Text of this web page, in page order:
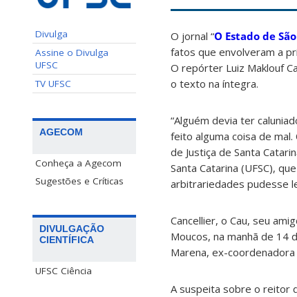
Divulga
Assine o Divulga
UFSC
TV UFSC
AGECOM
Conheça a Agecom
Sugestões e Críticas
DIVULGAÇÃO
CIENTÍFICA
UFSC Ciência
O jornal “O Estado de
fatos que envolveram a
O repórter Luiz Maklouf
o texto na íntegra.
“Alguém devia ter
feito alguma coisa de mal.
de Justiça de Santa
Santa Catarina (UFSC),
arbitrariedades pudesse
Cancellier, o Cau, seu
Moucos, na manhã de 14
Marena, ex-
A suspeita sobre o reitor